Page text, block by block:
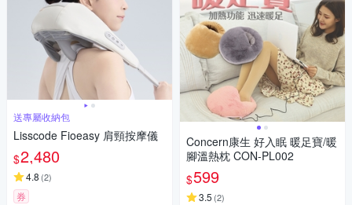
送專屬收納包
Lisscode Fioeasy 肩頸按摩儀
$2,480
4.8 (2)
券
Concern康生 好入眠 暖足寶/暖
腳溫熱枕 CON-PL002
$599
3.5 (2)